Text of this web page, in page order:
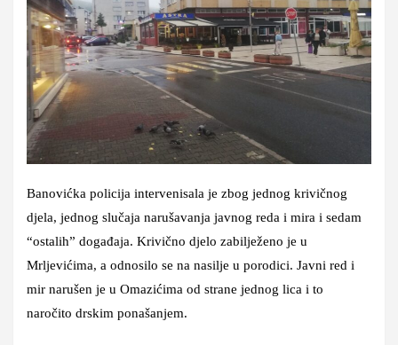
Banovićka policija intervenisala je zbog jednog krivičnog
djela, jednog slučaja narušavanja javnog reda i mira i sedam
“ostalih” događaja. Krivično djelo zabilježeno je u
Mrljevićima, a odnosilo se na nasilje u porodici. Javni red i
mir narušen je u Omazićima od strane jednog lica i to
naročito drskim ponašanjem.